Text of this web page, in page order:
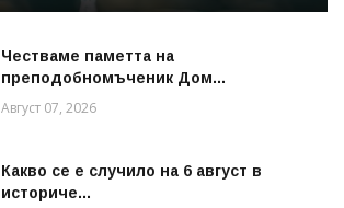
Честваме паметта на
преподобномъченик Дом...
Август 07, 2026
Какво се е случило на 6 август в
историче...